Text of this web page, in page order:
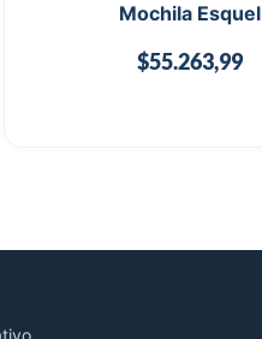
Mochila Esquel
$55.263,99